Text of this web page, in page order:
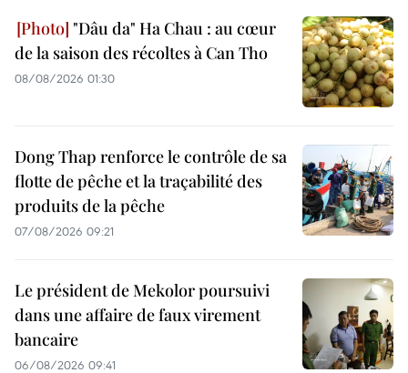
"Dâu da" Ha Chau : au cœur
de la saison des récoltes à Can Tho
08/08/2026 01:30
Dong Thap renforce le contrôle de sa
flotte de pêche et la traçabilité des
produits de la pêche
07/08/2026 09:21
Le président de Mekolor poursuivi
dans une affaire de faux virement
bancaire
06/08/2026 09:41